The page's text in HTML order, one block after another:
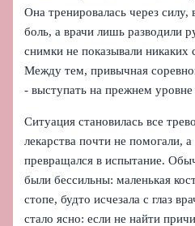
Она тренировалась через силу,
боль, а врачи лишь разводили
снимки не показывали никаких
Между тем, привычная
- выступать на прежнем
Ситуация становилась все
лекарства почти не помогали,
превращался в испытание.
были бессильны: маленькая
стопе, будто исчезала с глаз
стало ясно: если не найти